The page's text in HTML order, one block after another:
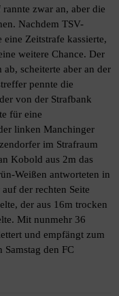
zwar an, aber die
Nachdem TSV-
Zeitstrafe kassierte,
weitere Chance. Der
scheiterte aber an der
pennte die
von der Strafbank
für eine
linken Manchinger
im Strafraum
Kobold aus 2m das
Weißen antworteten in
der rechten Seite
der aus 16m trocken
Mit nunmehr 36
und empfängt zum
den FC